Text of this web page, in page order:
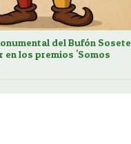
del Bufón Sosete
en los premios 'Somos